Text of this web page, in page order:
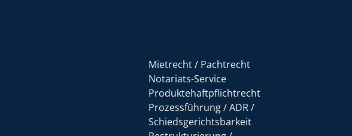
Mietrecht / Pachtrecht
Notariats-Service
Produktehaftpflichtrecht
Prozessführung / ADR /
Schiedsgerichtsbarkeit